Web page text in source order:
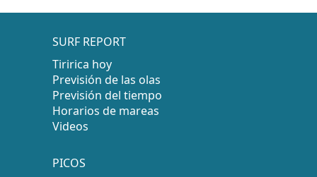
SURF REPORT
Tiririca hoy
Previsión de las olas
Previsión del tiempo
Horarios de mareas
Videos
PICOS